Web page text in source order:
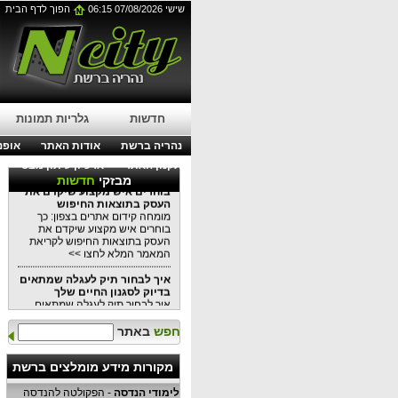
שישי 07/08/2026 06:15 הפוך לדף הבית
חדשות גלריות תמונות
נהריה ברשת אודות האתר
תקנון האתר
ארכיון עיתון מבט
מבזקיחדשות
עבודות בגובה בסנפלינג:
הפתרון המושלם לתחזוקת
בניינים מודרניים
עבודות בגובה בסנפלינג: הפתרון
המושלם לתחזוקת בניינים מודרניים
לפרטים נוספים לחצו כאן >>
עורך דין דיני עבודה בנהריה:
מתי כדאי לפנות לייעוץ משפטי?
עורך דין דיני עבודה בנהריה: מתי
כדאי לפנות לייעוץ משפטי?
לקריאת המאמר המלא לחצו >>
מומחה קידום אתרים בצפון: כך
בוחרים איש מקצוע שיקדם את
העסק בתוצאות החיפוש
מומחה קידום אתרים בצפון: כך
בוחרים איש מקצוע שיקדם את
העסק בתוצאות החיפוש לקריאת
המאמר המלא לחצו >>
איך לבחור תיק לעגלה שמתאים
בדיוק לסגנון החיים שלך
איך לבחור תיק לעגלה שמתאים
בדיוק לסגנון החיים שלכם כל
המידע במאמר הקרוב לקריאה
לחצו >>
למה שקיות אריזה יכולות
לשמש
למה שקיות אריזה יכולות לשמש כל
חפש באתר
מקורות מידע מומלצים ברשת
לימודי הנדסה - הפקולטה להנדסה